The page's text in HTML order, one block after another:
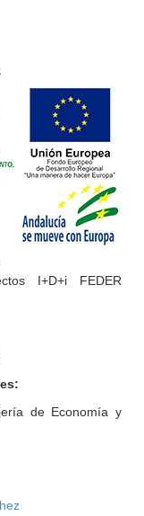
I+D+i FEDER
de Economía y